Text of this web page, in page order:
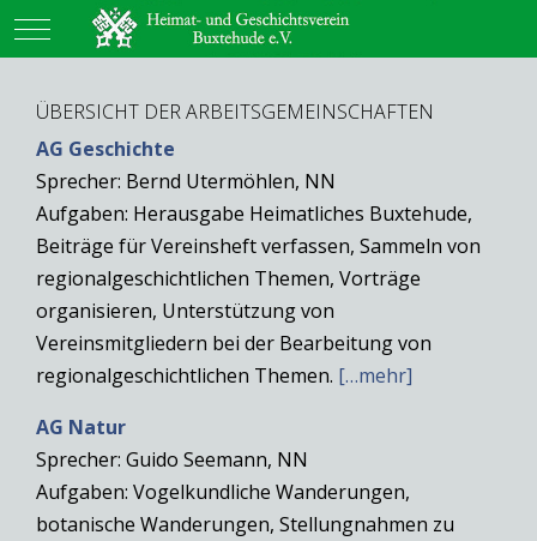
Mobile Menu Toggle
ÜBERSICHT DER ARBEITSGEMEINSCHAFTEN
AG Geschichte
Sprecher: Bernd Utermöhlen, NN
Aufgaben: Herausgabe Heimatliches Buxtehude,
Beiträge für Vereinsheft verfassen, Sammeln von
regionalgeschichtlichen Themen, Vorträge
organisieren, Unterstützung von
Vereinsmitgliedern bei der Bearbeitung von
regionalgeschichtlichen Themen. […mehr]
AG Natur
Sprecher: Guido Seemann, NN
Aufgaben: Vogelkundliche Wanderungen,
botanische Wanderungen, Stellungnahmen zu